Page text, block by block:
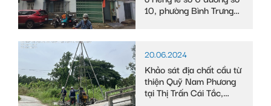
10, phường Bình Trưng
20.06.2024
Khảo sát địa chất cầu từ
thiện Quỹ Nam Phương
tại Thị Trấn Cái Tắc,